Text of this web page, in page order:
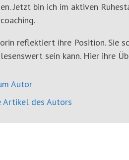
Jetzt bin ich im aktiven
reflektiert ihre Position. Sie
sein kann. Hier ihre
Autor
Artikel des Autors